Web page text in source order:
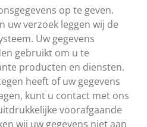
op te geven.
uw verzoek leggen wij de
Uw gegevens
gebruikt om u te
producten en diensten.
heeft of uw gegevens
kunt u contact met ons
voorafgaande
wij uw gegevens niet aan